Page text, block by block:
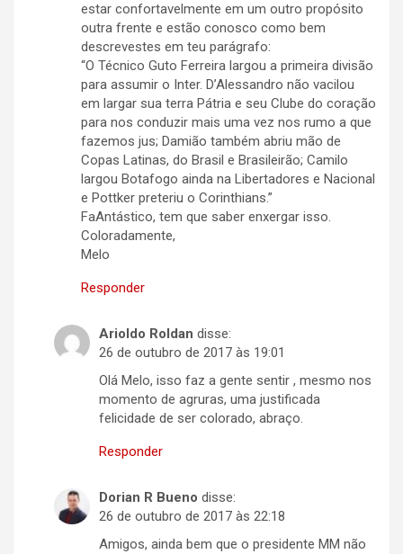
estar confortavelmente em um outro propósito
outra frente e estão conosco como bem
descrevestes em teu parágrafo:
“O Técnico Guto Ferreira largou a primeira divisão
para assumir o Inter. D’Alessandro não vacilou
em largar sua terra Pátria e seu Clube do coração
para nos conduzir mais uma vez nos rumo a que
fazemos jus; Damião também abriu mão de
Copas Latinas, do Brasil e Brasileirão; Camilo
largou Botafogo ainda na Libertadores e Nacional
e Pottker preteriu o Corinthians.”
FaAntástico, tem que saber enxergar isso.
Coloradamente,
Melo
Responder
Arioldo Roldan disse:
26 de outubro de 2017 às 19:01
Olá Melo, isso faz a gente sentir , mesmo nos
momento de agruras, uma justificada
felicidade de ser colorado, abraço.
Responder
Dorian R Bueno disse:
26 de outubro de 2017 às 22:18
Amigos, ainda bem que o presidente MM não